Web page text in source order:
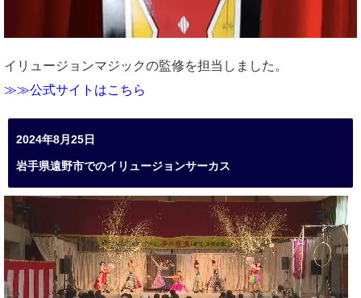
イリュージョンマジックの監修を担当しました。
≫≫公式サイトはこちら
2024年8月25日
岩手県遠野市でのイリュージョンサーカス